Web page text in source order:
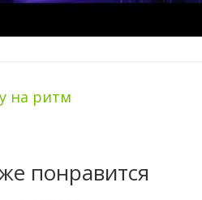
на ритм
понравится